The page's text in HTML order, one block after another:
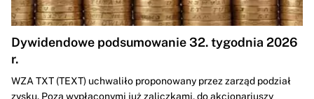
Dywidendowe podsumowanie 32. tygodnia 2026
r.
WZA TXT (TEXT) uchwaliło proponowany przez zarząd podział
zysku. Poza wypłaconymi już zaliczkami, do akcjonariuszy